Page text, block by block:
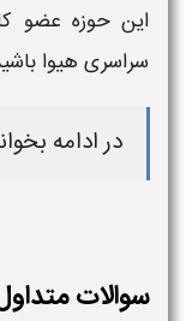
این حوزه عضو
سراسری هیوا
در ادامه
سوالات